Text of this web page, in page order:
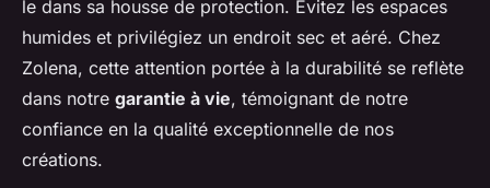
le dans sa housse de protection. Évitez les espaces
humides et privilégiez un endroit sec et aéré. Chez
Zolena, cette attention portée à la durabilité se reflète
dans notre garantie à vie, témoignant de notre
confiance en la qualité exceptionnelle de nos
créations.